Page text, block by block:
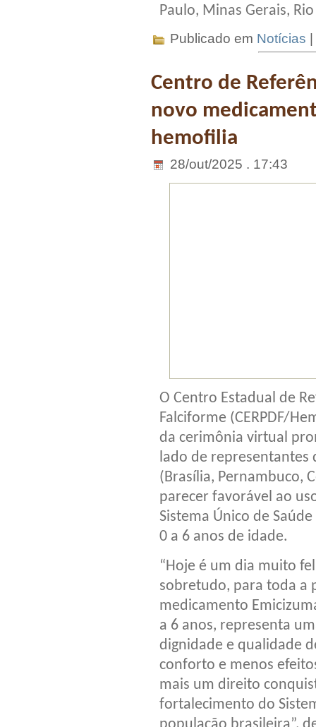
Paulo, Minas Gerais,
Publicado em Notícias
Centro de
novo
hemofilia
28/out/2025 . 17:43
O Centro Estadual de
Falciforme (CERPDF/
da cerimônia virtual
lado de representantes
(Brasília, Pernambuco,
parecer favorável ao
Sistema Único de
0 a 6 anos de idade.
“Hoje é um dia muito
sobretudo, para toda a
medicamento
a 6 anos, representa
dignidade e qualidade
conforto e menos
mais um direito
fortalecimento do